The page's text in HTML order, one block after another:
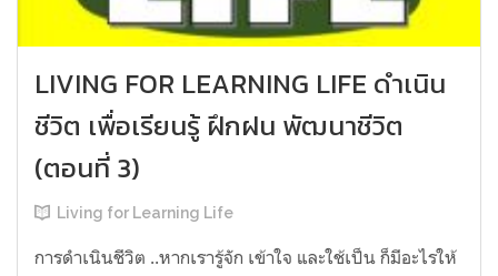
LIVING FOR LEARNING LIFE ดำเนิน
ชีวิต เพื่อเรียนรู้ ฝึกฝน พัฒนาชีวิต
(ตอนที่ 3)
Living for Learning Life
การดำเนินชีวิต​ ..หากเรารู้จัก​ เข้าใจ​ และใช้เป็น ก็มีอะไรให้